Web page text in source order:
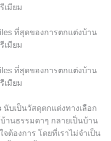
นับเป็นวัสดุตกแต่งทางเลือก
านธรรมดาๆ กลายเป็นบ้าน
ต้องการ โดยที่เราไม่จำเป็น